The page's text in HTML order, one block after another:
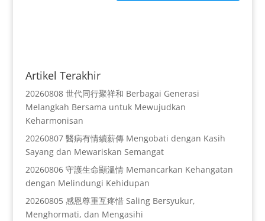
Artikel Terakhir
20260808 世代同行聚祥和 Berbagai Generasi
Melangkah Bersama untuk Mewujudkan
Keharmonisan
20260807 醫病有情續薪傳 Mengobati dengan Kasih
Sayang dan Mewariskan Semangat
20260806 守護生命顯溫情 Memancarkan Kehangatan
dengan Melindungi Kehidupan
20260805 感恩尊重互疼惜 Saling Bersyukur,
Menghormati, dan Mengasihi